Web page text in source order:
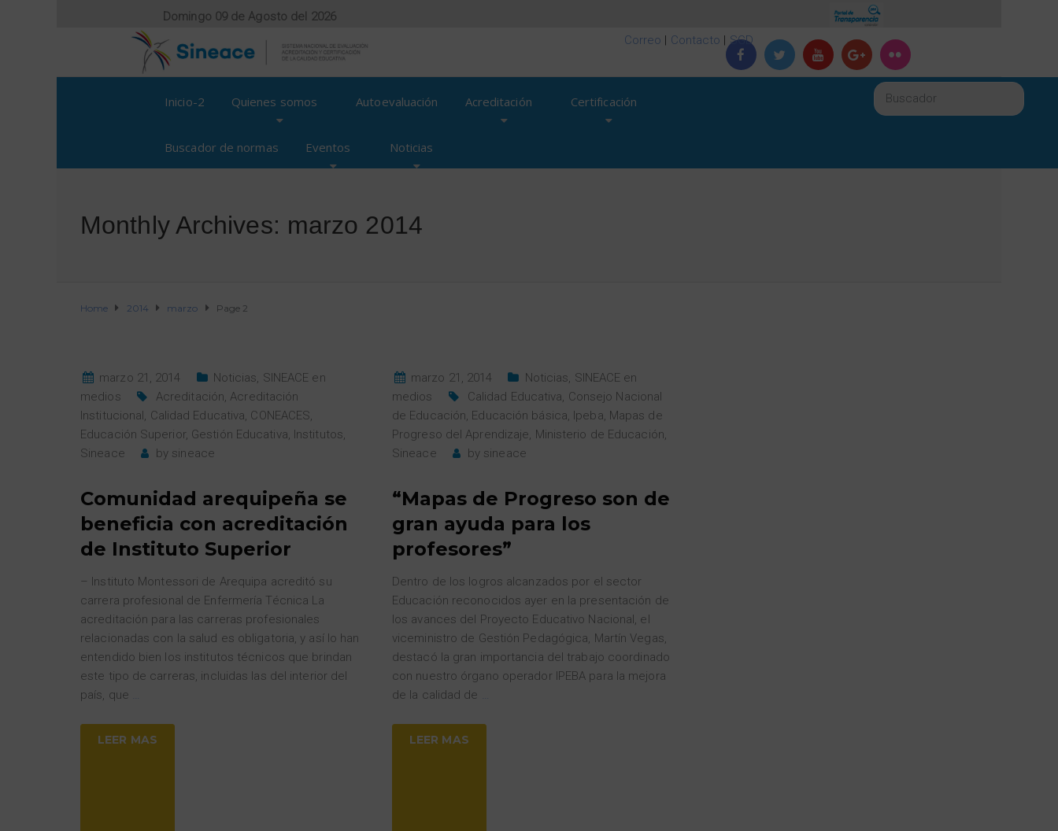
Domingo 09 de Agosto del 2026
Correo | Contacto | SGD
Inicio-2 Quienes somos Autoevaluación Acreditación Certificación
Buscador de normas Eventos Noticias
Monthly Archives: marzo 2014
Home 2014 marzo Page 2
marzo 21, 2014 Noticias, SINEACE en
medios
Acreditación, Acreditación
Institucional, Calidad Educativa, CONEACES,
Educación Superior, Gestión Educativa, Institutos,
Sineace
by sineace
Comunidad arequipeña se
beneficia con acreditación
de Instituto Superior
– Instituto Montessori de Arequipa acreditó su
carrera profesional de Enfermería Técnica La
acreditación para las carreras profesionales
relacionadas con la salud es obligatoria, y así lo han
entendido bien los institutos técnicos que brindan
este tipo de carreras, incluidas las del interior del
país, que
LEER MAS
marzo 21, 2014 Noticias, SINEACE en
medios
Calidad Educativa, Consejo Nacional
de Educación, Educación básica, Ipeba, Mapas de
Progreso del Aprendizaje, Ministerio de Educación,
Sineace
by sineace
“Mapas de Progreso son de
gran ayuda para los
profesores”
Dentro de los logros alcanzados por el sector
Educación reconocidos ayer en la presentación de
los avances del Proyecto Educativo Nacional, el
viceministro de Gestión Pedagógica, Martín Vegas,
destacó la gran importancia del trabajo coordinado
con nuestro órgano operador IPEBA para la mejora
de la calidad de
LEER MAS